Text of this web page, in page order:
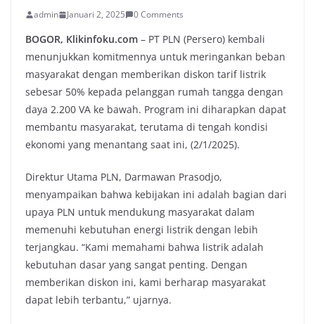
admin Januari 2, 2025 0 Comments
BOGOR, Klikinfoku.com – PT PLN (Persero) kembali
menunjukkan komitmennya untuk meringankan beban
masyarakat dengan memberikan diskon tarif listrik
sebesar 50% kepada pelanggan rumah tangga dengan
daya 2.200 VA ke bawah. Program ini diharapkan dapat
membantu masyarakat, terutama di tengah kondisi
ekonomi yang menantang saat ini, (2/1/2025).
Direktur Utama PLN, Darmawan Prasodjo,
menyampaikan bahwa kebijakan ini adalah bagian dari
upaya PLN untuk mendukung masyarakat dalam
memenuhi kebutuhan energi listrik dengan lebih
terjangkau. “Kami memahami bahwa listrik adalah
kebutuhan dasar yang sangat penting. Dengan
memberikan diskon ini, kami berharap masyarakat
dapat lebih terbantu,” ujarnya.